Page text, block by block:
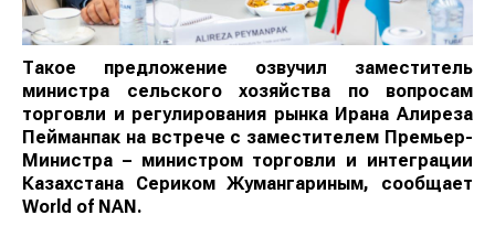
Такое предложение озвучил заместитель
министра сельского хозяйства по вопросам
торговли и регулирования рынка Ирана Алиреза
Пейманпак на встрече с заместителем Премьер-
Министра – министром торговли и интеграции
Казахстана Сериком Жумангариным, сообщает
World of NAN.